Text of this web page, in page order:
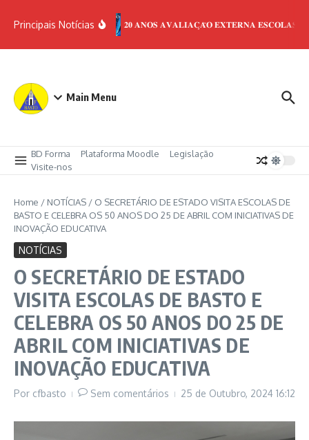
Principais Notícias
𝟐𝟎 𝐀𝐍𝐎𝐒 𝐀𝐕𝐀𝐋𝐈𝐀𝐂̧𝐀̃𝐎 𝐄𝐗𝐓𝐄𝐑𝐍𝐀 𝐄𝐒𝐂𝐎𝐋𝐀𝐒
Main Menu
BD Forma Plataforma Moodle
Legislação
Visite-nos
Home / NOTÍCIAS / O SECRETÁRIO DE ESTADO VISITA ESCOLAS DE
BASTO E CELEBRA OS 50 ANOS DO 25 DE ABRIL COM INICIATIVAS DE
INOVAÇÃO EDUCATIVA
NOTÍCIAS
O SECRETÁRIO DE ESTADO
VISITA ESCOLAS DE BASTO E
CELEBRA OS 50 ANOS DO 25 DE
ABRIL COM INICIATIVAS DE
INOVAÇÃO EDUCATIVA
Por cfbasto Sem comentários 25 de Outubro, 2024 16:12